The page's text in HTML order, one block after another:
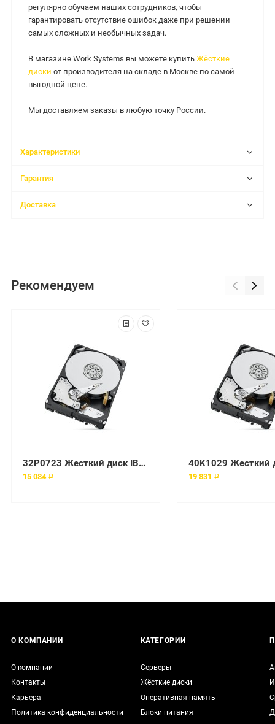
регулярно обучаем наших сотрудников, чтобы
гарантировать отсутствие ошибок даже при решении
самых сложных и необычных задач.
В магазине Work Systems вы можете купить Жёсткие
диски от производителя на складе в Москве по самой
выгодной цене.
Мы доставляем заказы в любую точку России.
Характеристики
Гарантия
Доставка
Рекомендуем
32P0723 Жесткий диск IBM (Lenovo) 3.5" 10000 об/мин
15 084 ₽ 19 831 ₽
О КОМПАНИИ
О компании
Контакты
Карьера
Политика конфиденциальности
КАТЕГОРИИ
Серверы
Жёсткие диски
Оперативная память
Блоки питания